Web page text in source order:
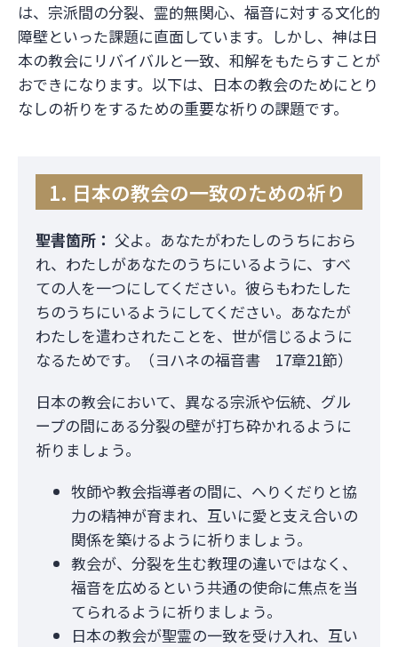
は、宗派間の分裂、霊的無関心、福音に対する文化的
障壁といった課題に直面しています。しかし、神は日
本の教会にリバイバルと一致、和解をもたらすことが
おできになります。以下は、日本の教会のためにとり
なしの祈りをするための重要な祈りの課題です。
1. 日本の教会の一致のための祈り
聖書箇所： 父よ。あなたがわたしのうちにおら
れ、わたしがあなたのうちにいるように、すべ
ての人を一つにしてください。彼らもわたした
ちのうちにいるようにしてください。あなたが
わたしを遣わされたことを、世が信じるように
なるためです。（ヨハネの福音書 17章21節）
日本の教会において、異なる宗派や伝統、グル
ープの間にある分裂の壁が打ち砕かれるように
祈りましょう。
牧師や教会指導者の間に、へりくだりと協
力の精神が育まれ、互いに愛と支え合いの
関係を築けるように祈りましょう。
教会が、分裂を生む教理の違いではなく、
福音を広めるという共通の使命に焦点を当
てられるように祈りましょう。
日本の教会が聖霊の一致を受け入れ、互い